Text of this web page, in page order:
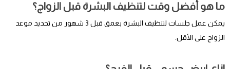
ما هو أفضل وقت لتنظيف البشرة قبل الزواج؟
يمكن عمل جلسات لتنظيف البشرة بعمق قبل 3 شهور من تحديد موعد
الزواج على الأقل.